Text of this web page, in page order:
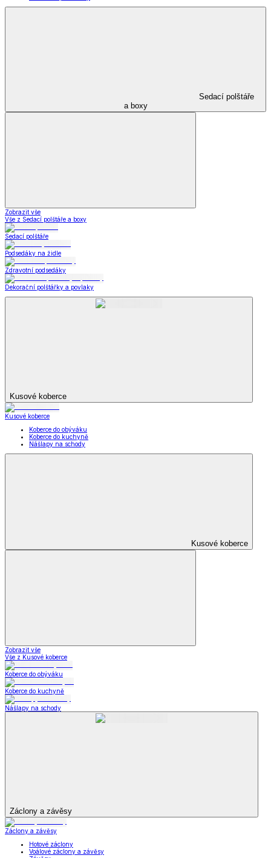
Sedací polštáře
a boxy
Zobrazit vše
Vše z Sedací polštáře a boxy
Sedací polštáře
Podsedáky na židle
Zdravotní podsedáky
Dekorační polštářky a povlaky
Kusové koberce
Kusové koberce
Koberce do obýváku
Koberce do kuchyně
Nášlapy na schody
Kusové koberce
Zobrazit vše
Vše z Kusové koberce
Koberce do obýváku
Koberce do kuchyně
Nášlapy na schody
Záclony a závěsy
Záclony a závěsy
Hotové záclony
Voálové záclony a závěsy